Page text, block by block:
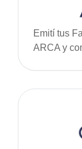
Emití tus
ARCA y